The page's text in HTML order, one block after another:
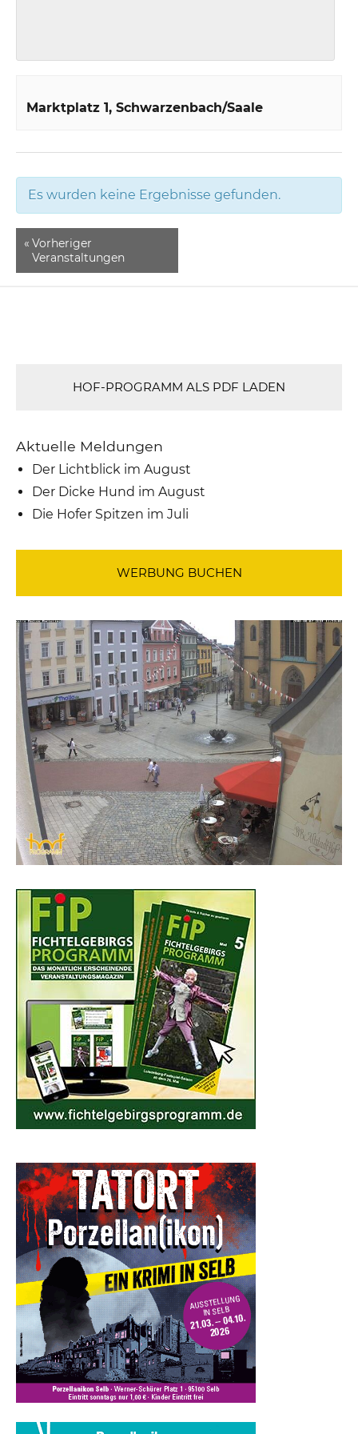
Marktplatz 1 Schwarzenbach/Saale
Es wurden keine Ergebnisse gefunden.
« Vorheriger
Veranstaltungen
HOF-PROGRAMM ALS PDF LADEN
Aktuelle Meldungen
Der Lichtblick im August
Der Dicke Hund im August
Die Hofer Spitzen im Juli
WERBUNG BUCHEN